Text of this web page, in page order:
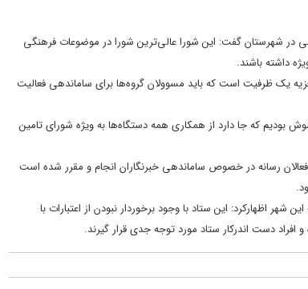
در شهرستان گفت: این شورا عالی‌ترین شورا در موضوعات فرهنگی
داشته باشند.
یک ظرفیت است که باید مسوولان گروه‌ها برای ساماندهی فعالیت
که جا دارد از همکاری همه دستگاه‌ها به ویژه شورای تامین
وفعالان رسانه در خصوص ساماندهی خبرنگاران انجام و مقرر شده است
اظهارکرد: این ستاد با وجود برخوردار نبودن از اعتبارات با